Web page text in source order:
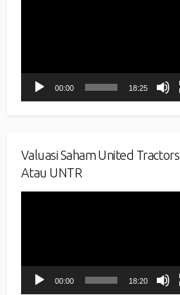
00:00 18:25
Valuasi Saham United Tractors
Atau UNTR
00:00 18:20